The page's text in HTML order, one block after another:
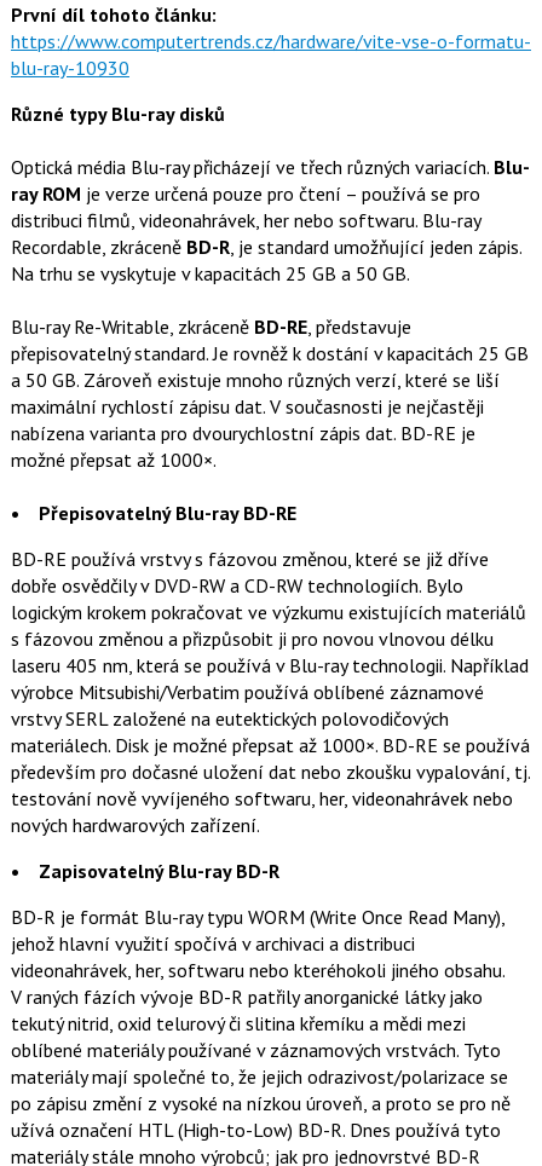
První díl tohoto článku:
https://www.computertrends­.cz/hardware/vite-vse-o-formatu-
blu-ray-10930
Různé typy Blu-ray disků
Optická média Blu-ray přicházejí ve třech různých variacích. Blu-
ray ROM je verze určená pouze pro čtení – používá se pro
distribuci filmů, videonahrávek, her nebo softwaru. Blu-ray
Recordable, zkráceně BD-R, je standard umožňující jeden zápis.
Na trhu se vyskytuje v kapacitách 25 GB a 50 GB.
Blu-ray Re-Writable, zkráceně BD-RE, představuje
přepisovatelný standard. Je rovněž k dostání v kapacitách 25 GB
a 50 GB. Zároveň existuje mnoho různých verzí, které se liší
maximální rychlostí zápisu dat. V současnosti je nejčastěji
nabízena varianta pro dvourychlostní zápis dat. BD-RE je
možné přepsat až 1000×.
• Přepisovatelný Blu-ray BD-RE
BD-RE používá vrstvy s fázovou změnou, které se již dříve
dobře osvědčily v DVD-RW a CD-RW technologiích. Bylo
logickým krokem pokračovat ve výzkumu existujících materiálů
s fázovou změnou a přizpůsobit ji pro novou vlnovou délku
laseru 405 nm, která se používá v Blu-ray technologii. Například
výrobce Mitsubishi/Verbatim používá oblíbené záznamové
vrstvy SERL založené na eutektických polovodičových
materiálech. Disk je možné přepsat až 1000×. BD-RE se používá
především pro dočasné uložení dat nebo zkoušku vypalování, tj.
testování nově vyvíjeného softwaru, her, videonahrávek nebo
nových hardwarových zařízení.
• Zapisovatelný Blu-ray BD-R
BD-R je formát Blu-ray typu WORM (Write Once Read Many),
jehož hlavní využití spočívá v archivaci a distribuci
videonahrávek, her, softwaru nebo kteréhokoli jiného obsahu.
V raných fázích vývoje BD-R patřily anorganické látky jako
tekutý nitrid, oxid telurový či slitina křemíku a mědi mezi
oblíbené materiály používané v záznamových vrstvách. Tyto
materiály mají společné to, že jejich odrazivost/polarizace se
po zápisu změní z vysoké na nízkou úroveň, a proto se pro ně
užívá označení HTL (High-to-Low) BD-R. Dnes používá tyto
materiály stále mnoho výrobců; jak pro jednovrstvé BD-R